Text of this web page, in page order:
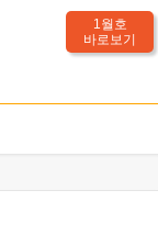
1월호
바로보기